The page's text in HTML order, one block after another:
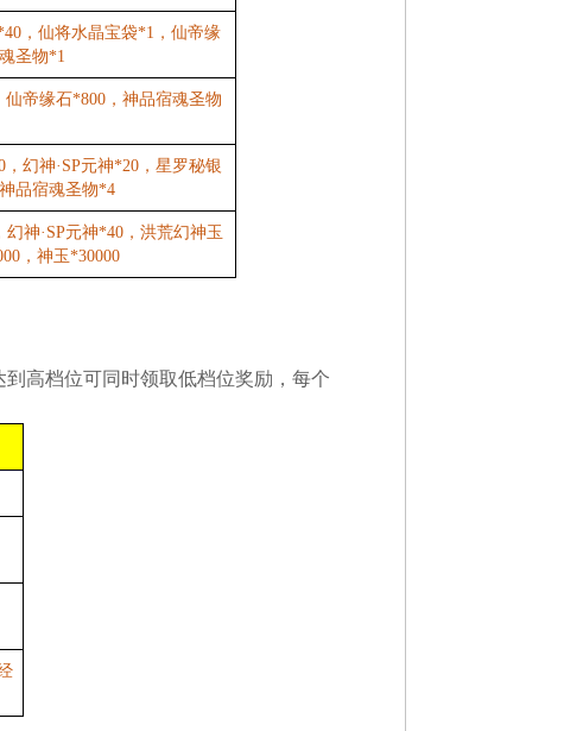
，仙将水晶宝袋*1，仙帝缘
圣物*1
帝缘石*800，神品宿魂圣物
幻神·SP元神*20，星罗秘银
品宿魂圣物*4
神·SP元神*40，洪荒幻神玉
，神玉*30000
高档位可同时领取低档位奖励，每个